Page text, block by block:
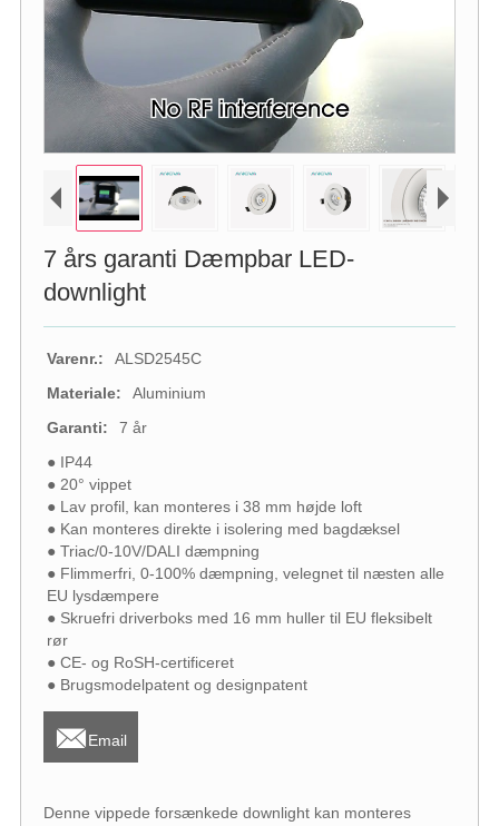
7 års garanti Dæmpbar LED-
downlight
Varenr.:
ALSD2545C
Materiale:
Aluminium
Garanti:
7 år
● IP44
● 20° vippet
● Lav profil, kan monteres i 38 mm højde loft
● Kan monteres direkte i isolering med bagdæksel
● Triac/0-10V/DALI dæmpning
● Flimmerfri, 0-100% dæmpning, velegnet til næsten alle
EU lysdæmpere
● Skruefri driverboks med 16 mm huller til EU fleksibelt
rør
● CE- og RoSH-certificeret
● Brugsmodelpatent og designpatent
Email
Denne vippede forsænkede downlight kan monteres